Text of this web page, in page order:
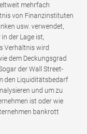
mehrfach
von Finanzinstituten
usw. verwendet,
der Lage ist,
Verhältnis wird
dem Deckungsgrad
der Wall Street-
den Liquiditätsbedarf
und um zu
ist oder wie
bankrott